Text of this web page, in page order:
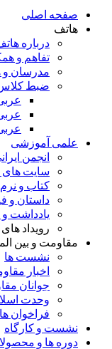
صفحه اصلی
هاتف
درباره
تفاهم و
مدرسان و
ضبط
علمی آموزشی
انجمن
سایت های
کتاب و نرم
داستان و
یادداشت و
رویداد
مقاومت و بین
نشست ها
اخبار
جوانان
وحدت
فراخوان ها
نشست و کارگاه
دوره ها و